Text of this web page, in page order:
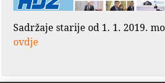
Sadržaje starije od 1. 1. 2019.
ovdje